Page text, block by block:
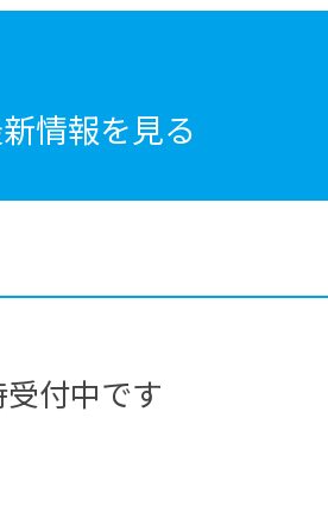
情報を見る
付中です